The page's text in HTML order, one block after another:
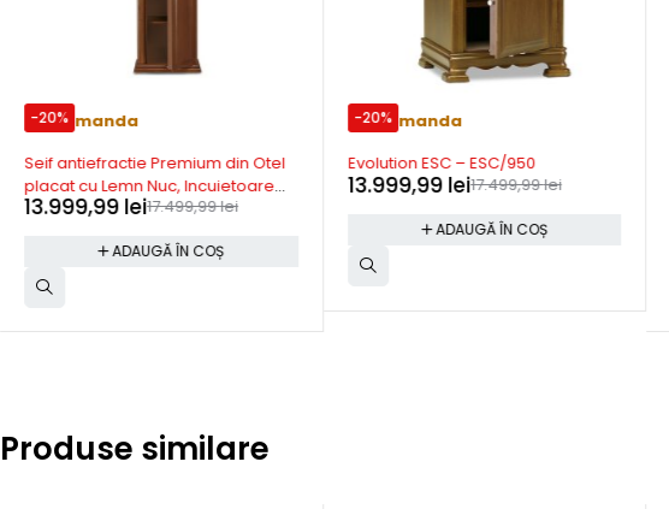
-20%
Precomanda
Seif antiefractie Premium din Otel
placat cu Lemn Nuc, Incuietoare
Electronica Certificata UNI EN 1300,
in ItalyEHC/1500RE
17.499,99lei
13.999,99 lei
ADAUGĂ ÎN COȘ
-20%
Precomanda
Evolution ESC – ESC/950
17.499,99lei
13.999,99 lei
ADAUGĂ ÎN COȘ
Produse similare